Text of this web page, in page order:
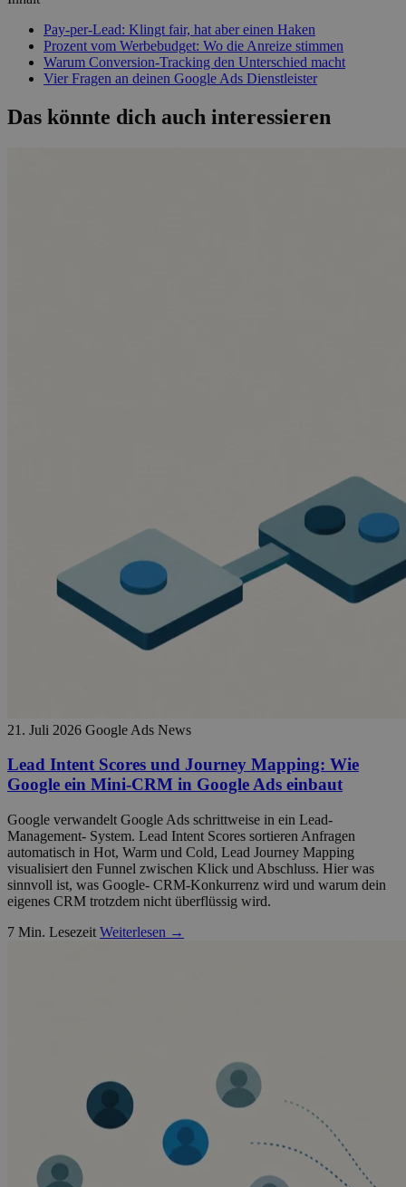
Pay-per-Lead: Klingt fair, hat aber einen Haken
Prozent vom Werbebudget: Wo die Anreize stimmen
Warum Conversion-Tracking den Unterschied macht
Vier Fragen an deinen Google Ads Dienstleister
Das könnte dich auch interessieren
21. Juli 2026 Google Ads News
Lead Intent Scores und Journey Mapping: Wie
Google ein Mini-CRM in Google Ads einbaut
Google verwandelt Google Ads schrittweise in ein Lead-
Management- System. Lead Intent Scores sortieren Anfragen
automatisch in Hot, Warm und Cold, Lead Journey Mapping
visualisiert den Funnel zwischen Klick und Abschluss. Hier was
sinnvoll ist, was Google- CRM-Konkurrenz wird und warum dein
eigenes CRM trotzdem nicht überflüssig wird.
7 Min. Lesezeit Weiterlesen →